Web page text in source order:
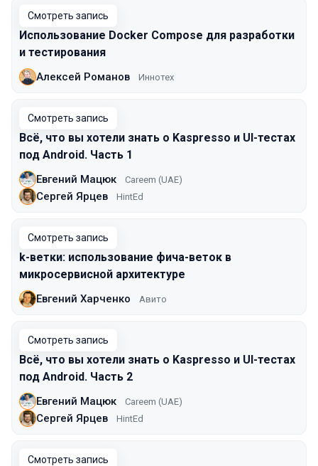
Смотреть запись
Использование Docker Compose для разработки
и тестирования
Алексей Романов Иннотех
Смотреть запись
Всё, что вы хотели знать о Kaspresso и UI-тестах
под Android. Часть 1
Евгений Мацюк Careem (UAE)
Сергей Ярцев HintEd
Смотреть запись
k-ветки: использование фича-веток в
микросервисной архитектуре
Евгений Харченко Авито
Смотреть запись
Всё, что вы хотели знать о Kaspresso и UI-тестах
под Android. Часть 2
Евгений Мацюк Careem (UAE)
Сергей Ярцев HintEd
Смотреть запись